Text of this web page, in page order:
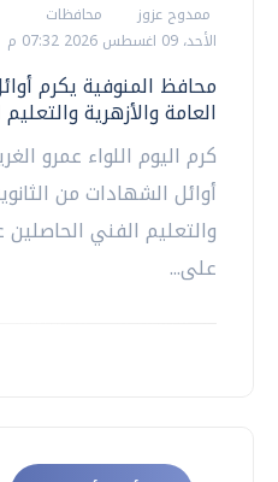
ممدوح عزوز
محافظات
الأحد، 09 اغسطس 2026 07:32 م
محافظ المنوفية يكرم
العامة والأزهرية
كرم اليوم اللواء عمرو
أوائل الشهادات من
والتعليم الفني
على...